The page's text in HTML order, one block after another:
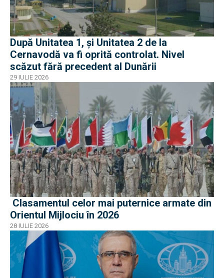
După Unitatea 1, și Unitatea 2 de la
Cernavodă va fi oprită controlat. Nivel
scăzut fără precedent al Dunării
29 IULIE 2026
Clasamentul celor mai puternice armate din
Orientul Mijlociu în 2026
28 IULIE 2026